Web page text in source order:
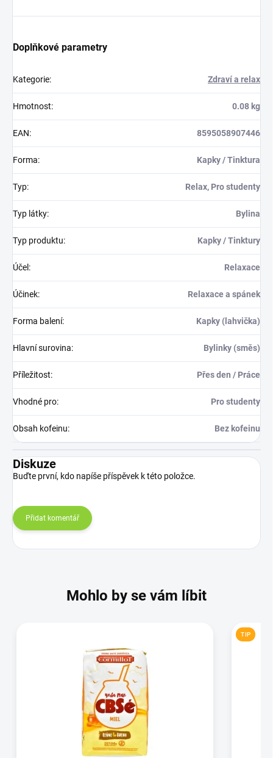
Doplňkové parametry
Kategorie: Zdraví a relax
Hmotnost: 0.08 kg
EAN: 8595058907446
Forma: Kapky / Tinktura
Typ: Relax, Pro studenty
Typ látky: Bylina
Typ produktu: Kapky / Tinktury
Účel : Relaxace
Účinek: Relaxace a spánek
Forma balení: Kapky (lahvička)
Hlavní surovina: Bylinky (směs)
Příležitost: Přes den / Práce
Vhodné pro: Pro studenty
Obsah kofeinu: Bez kofeinu
Diskuze
Buďte první, kdo napíše příspěvek k této položce.
Přidat komentář
Mohlo by se vám líbit
TIP